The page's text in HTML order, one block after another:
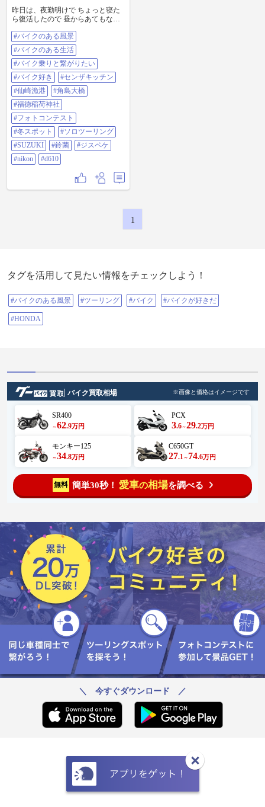
昨日は、夜勤明けで ちょっと寝た
ら復活したので 昼からあてもなく
で あの道はどこに繋がってるの
かな〜って🤔 考えながらひたすら
真っ直ぐ走って行って ここに出て
くるんだ😁 って感じで ぶらぶらし
てます😅 今回は国道3号〜国道2
号〜国道316号で仙崎の道の駅でト
イレを借りて 帰りは国道191号を真
っ直ぐ帰ってきました🙂 走行
240km 燃費41.7km/L 6.5時間 天気が
微妙☁️な平日はバイカーも少なか
ったです😐 #バイクのある風景 #バ
イクのある生活 #バイク乗りと繋が
りたい #バイク好き #センザキッチ
ン #仙崎漁港 #角島大橋 #福徳稲荷
神社 #フォトコンテスト #冬スポッ
菌 #ジスペケ #Nikon #d610
#バイクのある風景
#バイクのある生活
#バイク乗りと繋がりたい
#バイク好き
#センザキッチン
#仙崎漁港
#角島大橋
#福徳稲荷神社
#フォトコンテスト
#冬スポット
#ソロツーリング
#SUZUKI
#鈴菌
#ジスペケ
#nikon
#d610
1
タグを活用して見たい情報をチェックしよう！
#バイクのある風景 #ツーリング #バイク #バイクが好きだ
#HONDA
バイク買取相場 ※画像と価格はイメージです
SR400
～62.9万円
PCX
3.6～29.2万円
モンキー125
～34.8万円
C650GT
27.1 ～ 74.6万円
無料 簡単30秒！ 愛車の相場を調べる
＼ 今すぐダウンロード ／